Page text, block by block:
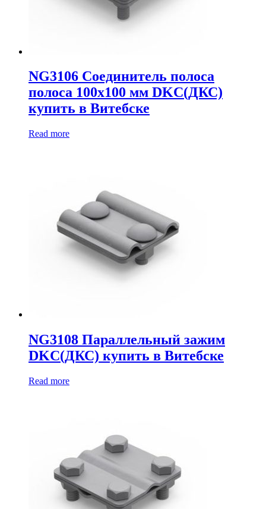
NG3106 Соединитель полоса
полоса 100х100 мм DKC(ДКС)
купить в Витебске
Read more
NG3108 Параллельный зажим
DKC(ДКС) купить в Витебске
Read more